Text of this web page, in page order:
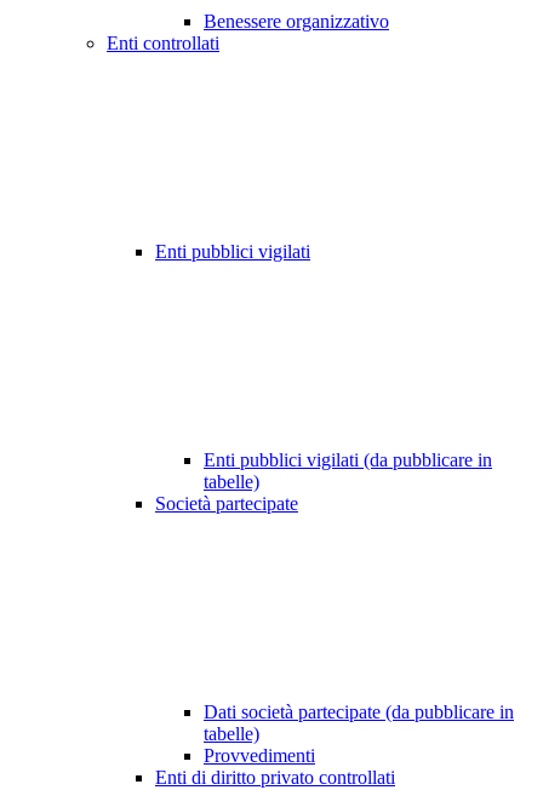
Benessere organizzativo
Enti controllati
Enti pubblici vigilati
Enti pubblici vigilati (da pubblicare in
tabelle)
Società partecipate
Dati società partecipate (da pubblicare in
tabelle)
Provvedimenti
Enti di diritto privato controllati